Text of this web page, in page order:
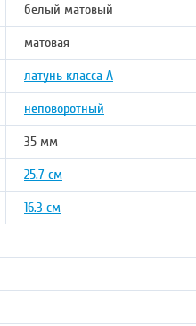
белый матовый
матовая
латунь класса А
неповоротный
35 мм
25.7 см
16.3 см